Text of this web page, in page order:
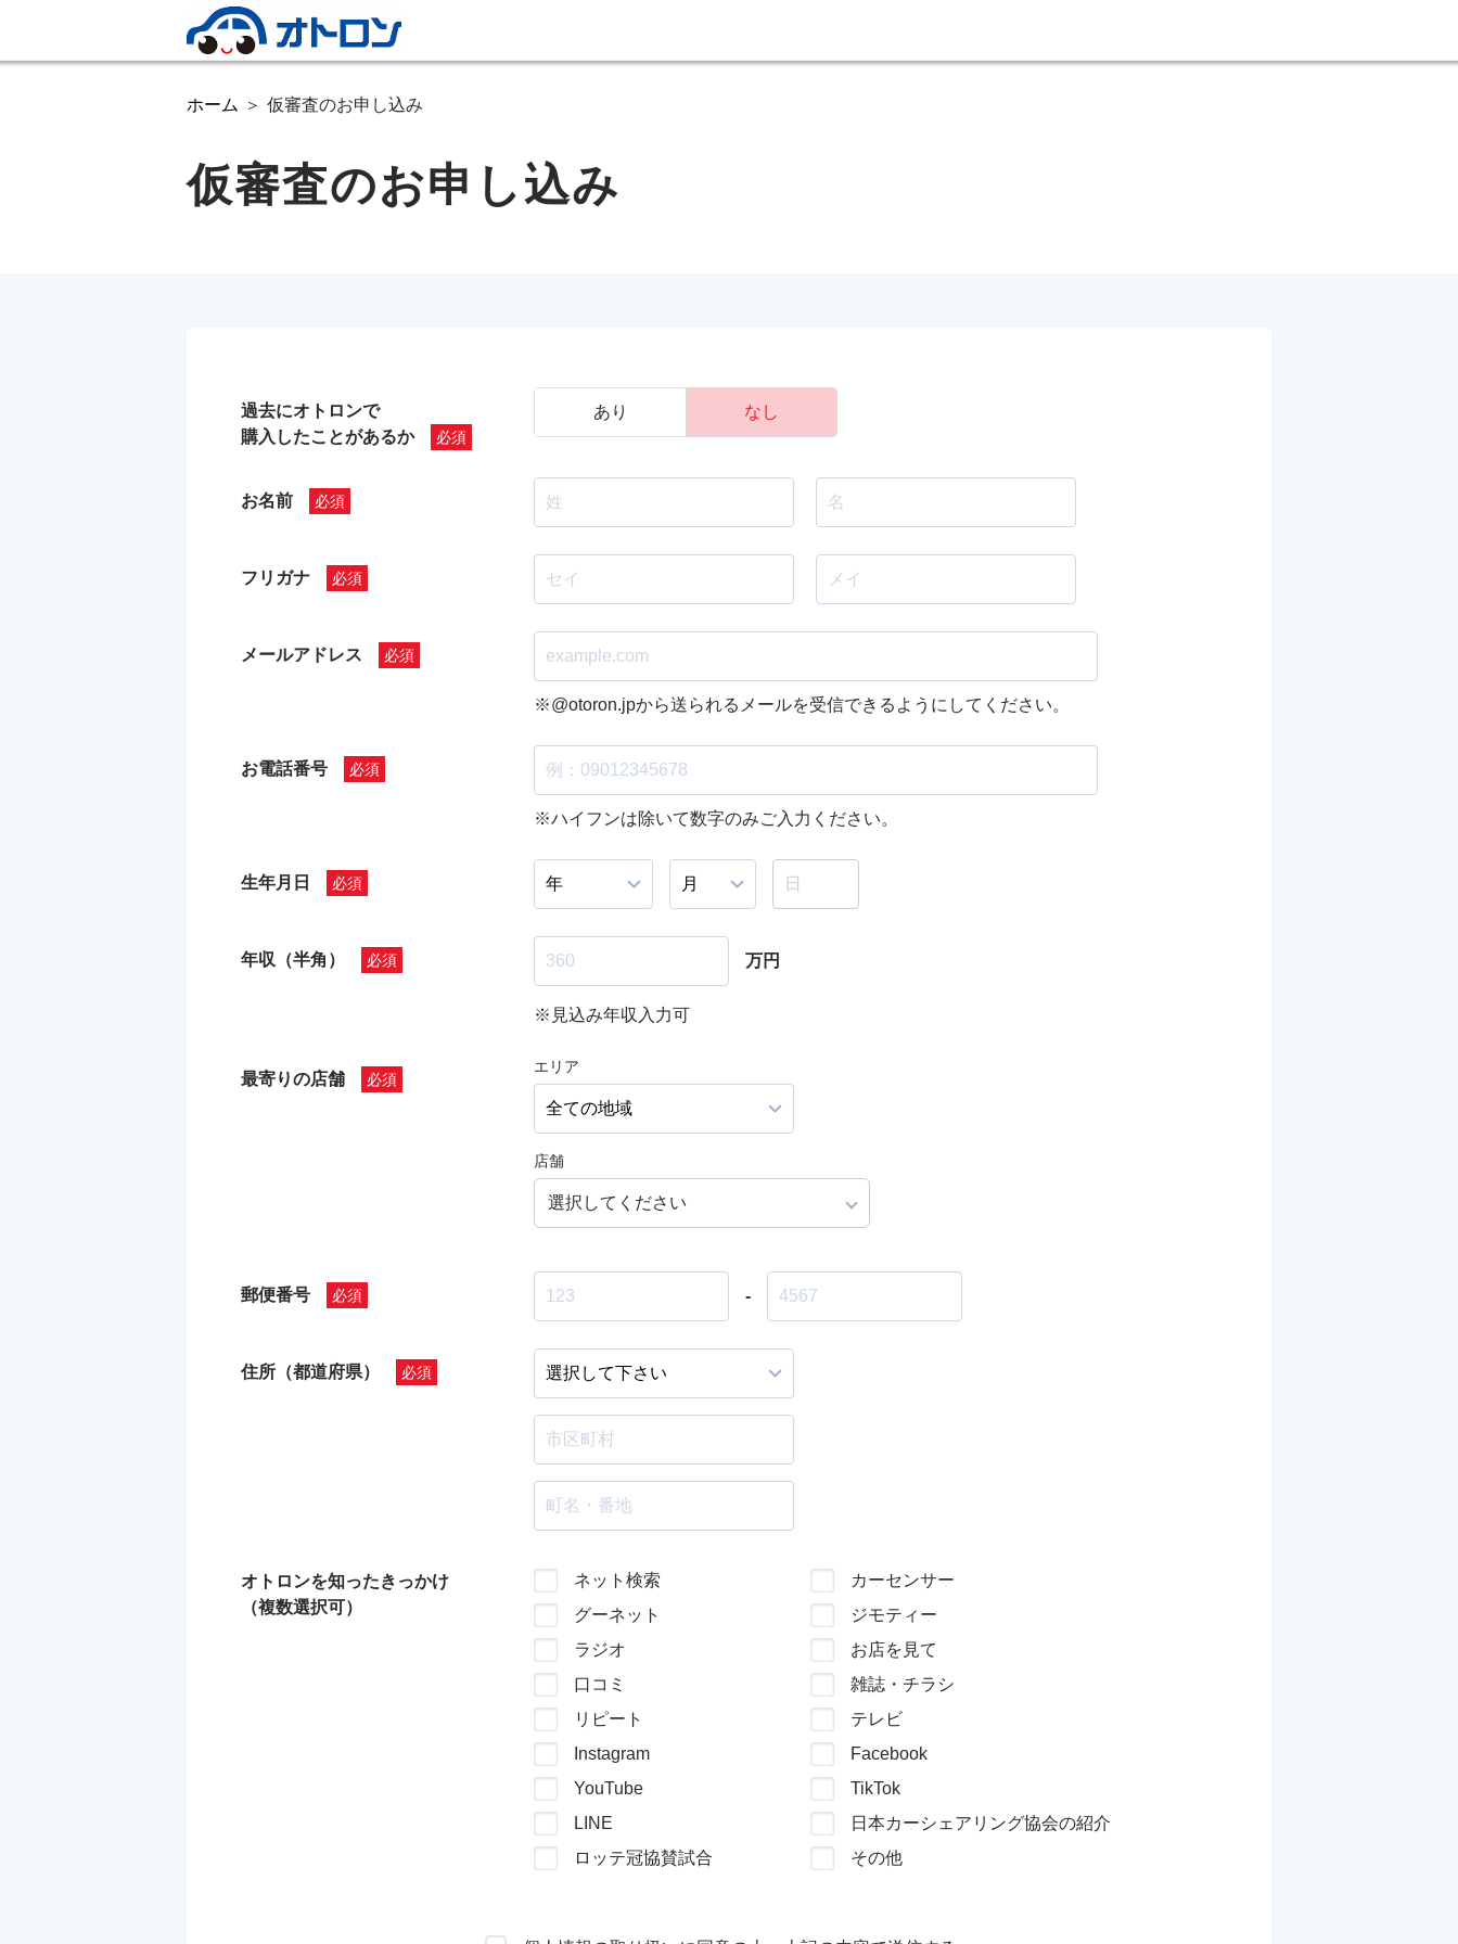
ホーム 仮審査のお申し込み
仮審査のお申し込み
過去にオトロンで
購入したことがあるか
あり なし
お名前
フリガナ
メールアドレス
※@otoron.jpから送られるメールを受信できるようにしてください。
お電話番号
※ハイフンは除いて数字のみご入力ください。
生年月日
年収（半角） 万円
※見込み年収入力可
最寄りの店舗
エリア
店舗
選択してください
郵便番号 -
住所（都道府県）
オトロンを知ったきっかけ
（複数選択可）
ネット検索
カーセンサー
グーネット
ジモティー
ラジオ
お店を見て
口コミ
雑誌・チラシ
リピート
テレビ
Instagram
Facebook
YouTube
TikTok
LINE
日本カーシェアリング協会の紹介
ロッテ冠協賛試合
その他